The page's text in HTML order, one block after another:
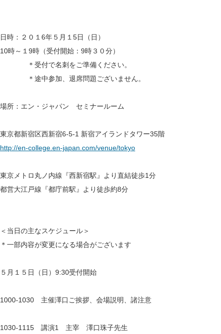
日時：２０１6年５月１5日（日）
10時～１9時（受付開始：9時３０分）
＊受付で名刺をご準備ください。
＊途中参加、退席問題ございません。
場所：エン・ジャパン セミナールーム
東京都新宿区西新宿6-5-1 新宿アイランドタワー35階
http://en-college.en-japan.com/venue/tokyo
東京メトロ丸ノ内線『西新宿駅』より直結徒歩1分
都営大江戸線『都庁前駅』より徒歩約8分
＜当日の主なスケジュール＞
＊一部内容が変更になる場合がございます
５月１５日（日）9:30受付開始
1000-1030 主催澤口ご挨拶、会場説明、諸注意
1030-1115 講演1 主宰 澤口珠子先生